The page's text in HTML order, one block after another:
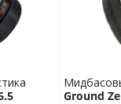
Ground